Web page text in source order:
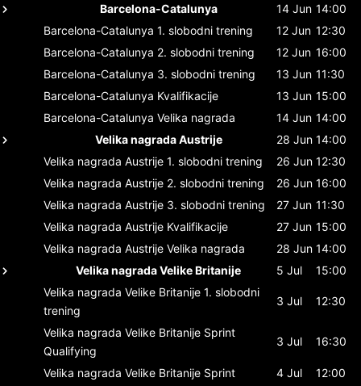
Barcelona-Catalunya
14 Jun 14:00
Barcelona-Catalunya 1. slobodni trening 12 Jun 12:30
Barcelona-Catalunya 2. slobodni trening 12 Jun 16:00
Barcelona-Catalunya 3. slobodni trening 13 Jun 11:30
Barcelona-Catalunya Kvalifikacije 13 Jun 15:00
Barcelona-Catalunya Velika nagrada 14 Jun 14:00
Velika nagrada Austrije
28 Jun 14:00
Velika nagrada Austrije 1. slobodni trening 26 Jun 12:30
Velika nagrada Austrije 2. slobodni trening 26 Jun 16:00
Velika nagrada Austrije 3. slobodni trening 27 Jun 11:30
Velika nagrada Austrije Kvalifikacije 27 Jun 15:00
Velika nagrada Austrije Velika nagrada 28 Jun 14:00
Velika nagrada Velike Britanije
5 Jul
15:00
Velika nagrada Velike Britanije 1. slobodni
trening
3 Jul 12:30
Velika nagrada Velike Britanije Sprint
Qualifying
3 Jul 16:30
Velika nagrada Velike Britanije Sprint 4 Jul
12:00